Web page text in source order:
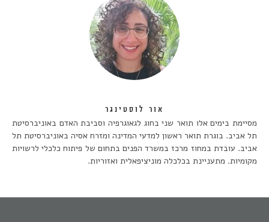
אור לוסטינגר
מסיימת בימים אלו תואר שני בחוג לגאוגרפיה וסביבת האדם באוניברסיטת
תל אביב. בוגרת תואר ראשון למדעי המדינה ומזרח אסיה באוניברסיטת תל
אביב. עובדת במחוז מרכז במשרד הפנים בתחום של פיתוח כלכלי לרשויות
מקומיות. מתעניינת בכלכלה מוניציפאלית ואזוריות.